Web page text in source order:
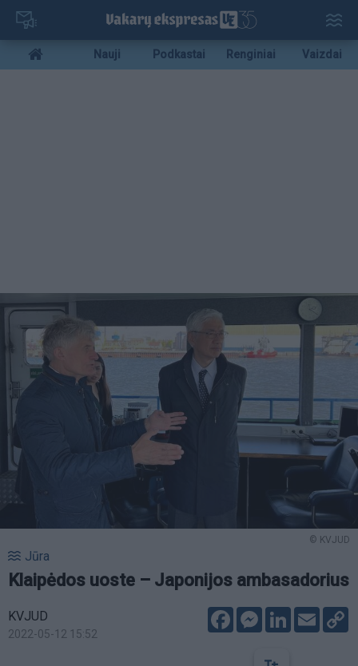
Pereiti
pagrindinį
turinį
Mobile
menu
Nauji Podkastai Renginiai Vaizdai
© KVJUD
Jūra
Klaipėdos uoste – Japonijos ambasadorius
KVJUD
2022-05-12 15:52
FacebookMessenger
LinkedIn
Email